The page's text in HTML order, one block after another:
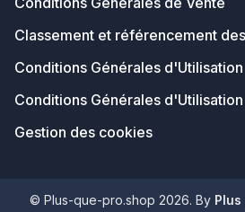
Classement et référencement
Conditions Générales d'Utilisation
Conditions Générales
Gestion des cookies
© Plus-que-pro.shop 2026. By Plus